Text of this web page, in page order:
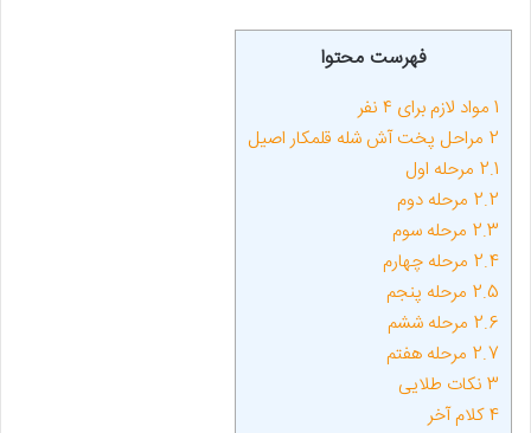
فهرست محتوا
1 مواد لازم برای ۴ نفر
2 مراحل پخت آش شله قلمکار اصیل
2.1 مرحله اول
2.2 مرحله دوم
2.3 مرحله سوم
2.4 مرحله چهارم
2.5 مرحله پنجم
2.6 مرحله ششم
2.7 مرحله هفتم
3 نکات طلایی
4کلام آخر